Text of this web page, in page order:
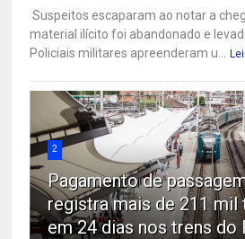
Suspeitos escaparam ao notar a
material ilícito foi abandonado e
Policiais militares apreenderam u...
2
Pagamento de
registra mais de 211 mil
em 24 dias nos trens do